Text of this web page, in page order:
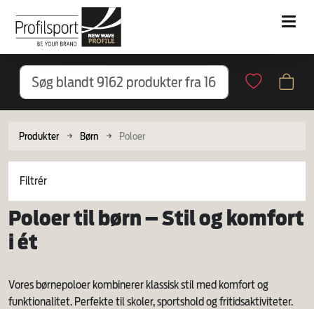
Produkter Børn Poloer
Filtrér
Poloer til børn – Stil og komfort
i ét
Vores børnepoloer kombinerer klassisk stil med komfort og
funktionalitet. Perfekte til skoler, sportshold og fritidsaktiviteter.